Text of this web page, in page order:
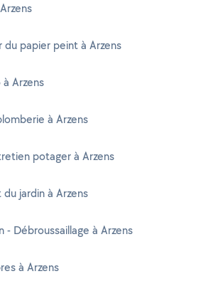
du papier peint à Arzens
Arzens
à Arzens
potager à Arzens
jardin à Arzens
- Débroussaillage à Arzens
à Arzens